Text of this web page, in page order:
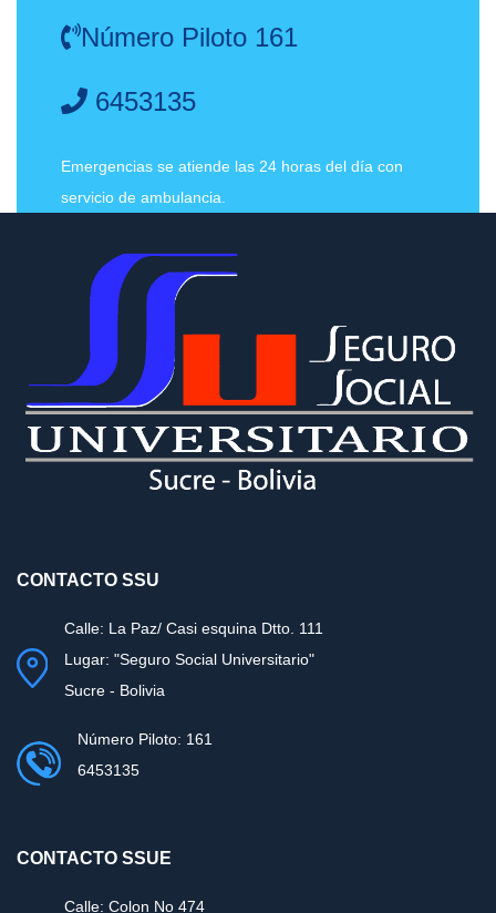
Número Piloto 161
6453135
Emergencias se atiende las 24 horas del día con
servicio de ambulancia.
CONTACTO SSU
Calle: La Paz/ Casi esquina Dtto. 111
Lugar: "Seguro Social Universitario"
Sucre - Bolivia
Número Piloto: 161
6453135
CONTACTO SSUE
Calle: Colon No 474